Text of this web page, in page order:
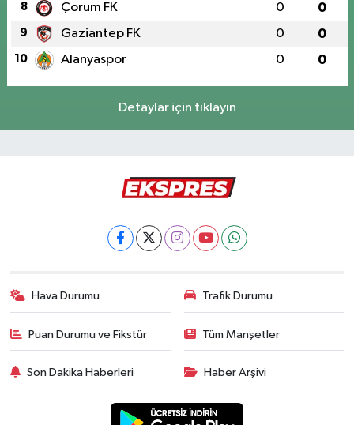
8 Çorum FK 0 0
9 Gaziantep FK 0 0
10 Alanyaspor 0 0
Detaylar için tıklayın
Hava Durumu Trafik Durumu
Puan Durumu ve Fikstür Tüm Manşetler
Son Dakika Haberleri Haber Arşivi